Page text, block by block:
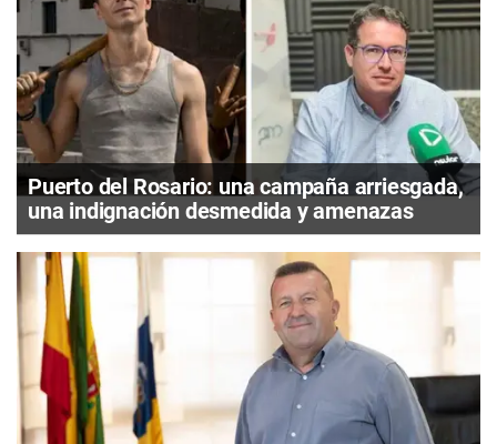
Puerto del Rosario: una campaña arriesgada,
una indignación desmedida y amenazas